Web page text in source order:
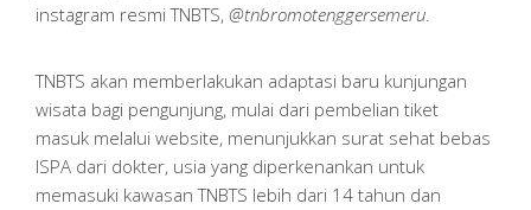
instagram resmi TNBTS, @tnbromotenggersemeru.
TNBTS akan memberlakukan adaptasi baru kunjungan
wisata bagi pengunjung, mulai dari pembelian tiket
masuk melalui website, menunjukkan surat sehat bebas
ISPA dari dokter, usia yang diperkenankan untuk
memasuki kawasan TNBTS lebih dari 14 tahun dan